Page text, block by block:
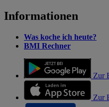
Informationen
Was koche ich heute?
BMI Rechner
Zur
Zur